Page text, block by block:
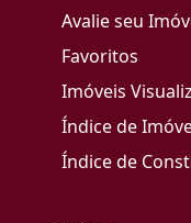
Avalie seu
Favoritos
Imóveis
Índice de
Índice de